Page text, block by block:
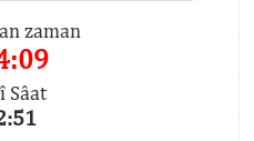
zaman
Sâat